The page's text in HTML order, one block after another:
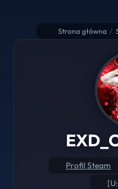
Strona główna /
Profil Steam